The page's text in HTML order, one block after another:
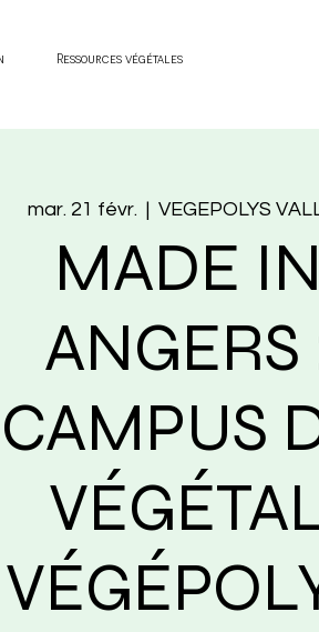
Ressources végétales
mar. 21 févr.
  |
VEGEPOLYS
MADE IN
ANGERS
CAMPUS